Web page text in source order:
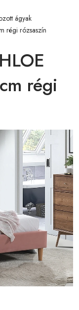
ágyak
régi rózsaszín
régi